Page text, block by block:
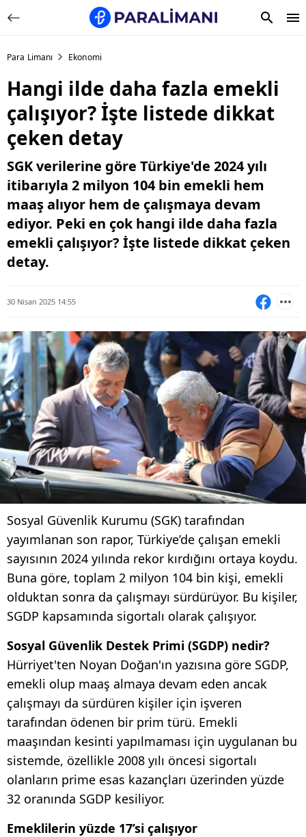
Para Limanı Ekonomi
Hangi ilde daha fazla emekli
çalışıyor? İşte listede dikkat
çeken detay
SGK verilerine göre Türkiye'de 2024 yılı
itibarıyla 2 milyon 104 bin emekli hem
maaş alıyor hem de çalışmaya devam
ediyor. Peki en çok hangi ilde daha fazla
emekli çalışıyor? İşte listede dikkat çeken
detay.
30 Nisan 2025 14:55
Sosyal Güvenlik Kurumu (SGK) tarafından
yayımlanan son rapor, Türkiye’de çalışan emekli
sayısının 2024 yılında rekor kırdığını ortaya koydu.
Buna göre, toplam 2 milyon 104 bin kişi, emekli
olduktan sonra da çalışmayı sürdürüyor. Bu kişiler,
SGDP kapsamında sigortalı olarak çalışıyor.
Sosyal Güvenlik Destek Primi (SGDP) nedir?
Hürriyet'ten Noyan Doğan'ın yazısına göre SGDP,
emekli olup maaş almaya devam eden ancak
çalışmayı da sürdüren kişiler için işveren
tarafından ödenen bir prim türü. Emekli
maaşından kesinti yapılmaması için uygulanan bu
sistemde, özellikle 2008 yılı öncesi sigortalı
olanların prime esas kazançları üzerinden yüzde
32 oranında SGDP kesiliyor.
Emeklilerin yüzde 17’si çalışıyor